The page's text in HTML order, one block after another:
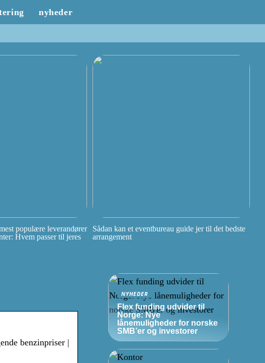
nyheder
populære leverandører
Hvem passer til jeres
Sådan kan et eventbureau guide jer til det bedste
arrangement
benzinpriser |
NYHEDER
Flex funding udvider til
Norge: Nye
lånemuligheder for norske
SMB’er og investorer